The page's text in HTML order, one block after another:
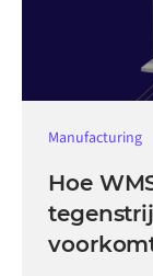
Manufacturing
Hoe